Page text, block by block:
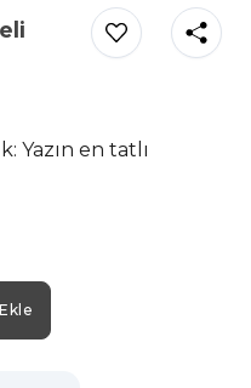
Yazın en tatlı